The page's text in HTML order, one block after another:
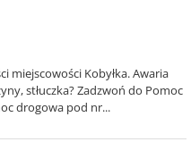
miejscowości Kobyłka. Awaria
stłuczka? Zadzwoń do Pomoc
drogowa pod nr...